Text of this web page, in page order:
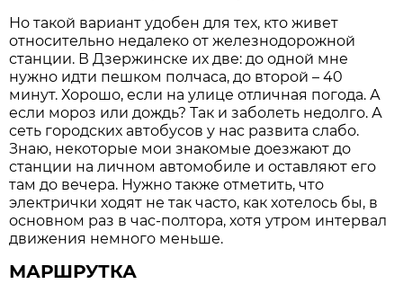
Но такой вариант удобен для тех, кто живет
относительно недалеко от железнодорожной
станции. В Дзержинске их две: до одной мне
нужно идти пешком полчаса, до второй – 40
минут. Хорошо, если на улице отличная погода. А
если мороз или дождь? Так и заболеть недолго. А
сеть городских автобусов у нас развита слабо.
Знаю, некоторые мои знакомые доезжают до
станции на личном автомобиле и оставляют его
там до вечера. Нужно также отметить, что
электрички ходят не так часто, как хотелось бы, в
основном раз в час-полтора, хотя утром интервал
движения немного меньше.
МАРШРУТКА